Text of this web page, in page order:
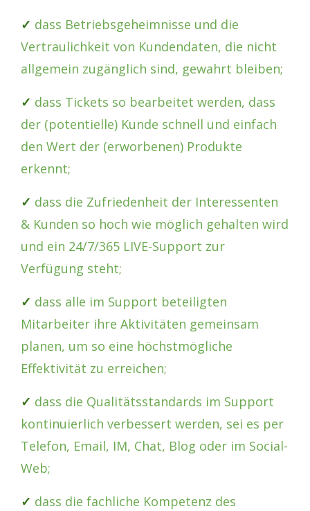
✓ dass Betriebsgeheimnisse und die
Vertraulichkeit von Kundendaten, die nicht
allgemein zugänglich sind, gewahrt bleiben;
✓ dass Tickets so bearbeitet werden, dass
der (potentielle) Kunde schnell und einfach
den Wert der (erworbenen) Produkte
erkennt;
✓ dass die Zufriedenheit der Interessenten
& Kunden so hoch wie möglich gehalten wird
und ein 24/7/365 LIVE-Support zur
Verfügung steht;
✓ dass alle im Support beteiligten
Mitarbeiter ihre Aktivitäten gemeinsam
planen, um so eine höchstmögliche
Effektivität zu erreichen;
✓ dass die Qualitätsstandards im Support
kontinuierlich verbessert werden, sei es per
Telefon, Email, IM, Chat, Blog oder im Social-
Web;
✓ dass die fachliche Kompetenz des